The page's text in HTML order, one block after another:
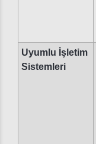
Uyumlu İşletim
Sistemleri